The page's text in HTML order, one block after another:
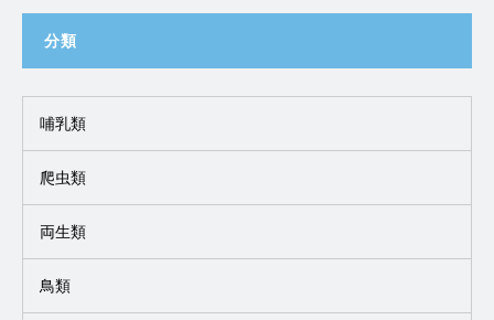
分類
哺乳類
爬虫類
両生類
鳥類